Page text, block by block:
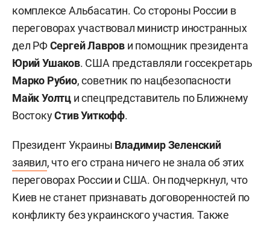
комплексе Альбасатин. Со стороны России в
переговорах участвовал министр иностранных
дел РФСергей Лавров и помощник президента
Юрий Ушаков. США представляли госсекретарь
Марко Рубио, советник по нацбезопасности
Майк Уолтц и спецпредставитель по Ближнему
ВостокуСтив Уиткофф.
Президент Украины Владимир Зеленский
заявил, что его страна ничего не знала об этих
переговорах России и США. Он подчеркнул, что
Киев не станет признавать договоренностей по
конфликту без украинского участия. Также